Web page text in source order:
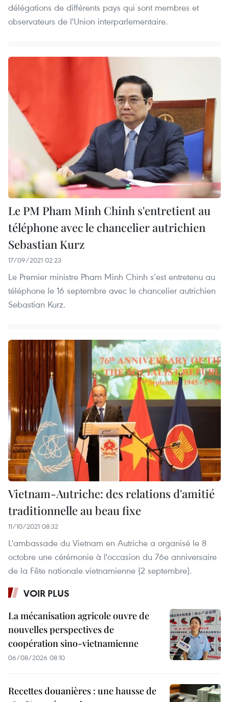
délégations de différents pays qui sont membres et
observateurs de l'Union interparlementaire.
Le PM Pham Minh Chinh s'entretient au
téléphone avec le chancelier autrichien
Sebastian Kurz
17/09/2021 02:23
Le Premier ministre Pham Minh Chinh s’est entretenu au
téléphone le 16 septembre avec le chancelier autrichien
Sebastian Kurz.
Vietnam-Autriche: des relations d'amitié
traditionnelle au beau fixe
11/10/2021 08:32
L'ambassade du Vietnam en Autriche a organisé le 8
octobre une cérémonie à l'occasion du 76e anniversaire
de la Fête nationale vietnamienne (2 septembre).
VOIR PLUS
La mécanisation agricole ouvre de
nouvelles perspectives de
coopération sino-vietnamienne
06/08/2026 08:10
Recettes douanières : une hausse de